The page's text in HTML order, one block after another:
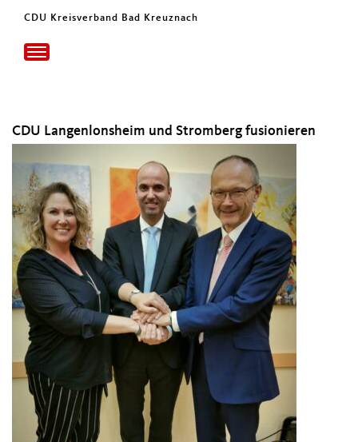
CDU Kreisverband Bad Kreuznach
Toggle
navigation
CDU Langenlonsheim und Stromberg fusionieren